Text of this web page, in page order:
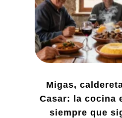
Migas,
Casar: la cocina
siempre que